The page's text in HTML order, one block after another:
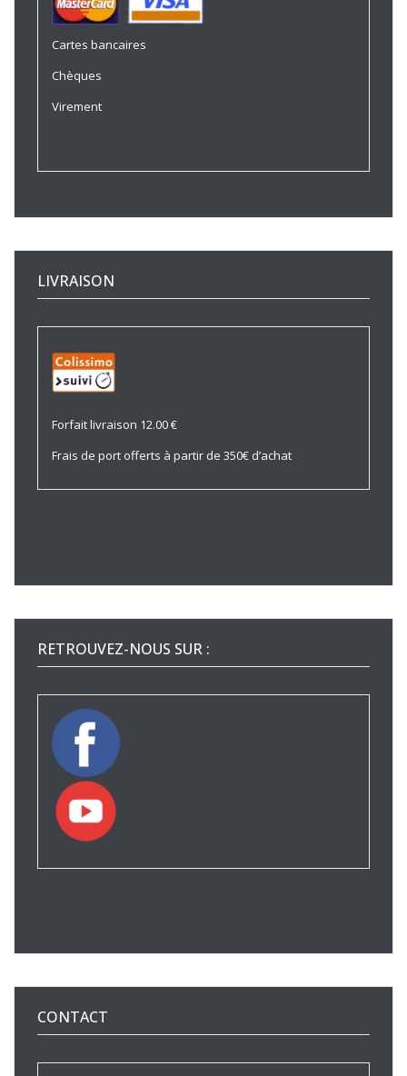
Cartes bancaires
Chèques
Virement
LIVRAISON
Forfait livraison 12.00 €
Frais de port offerts à partir de 350€ d’achat
RETROUVEZ-NOUS SUR :
CONTACT